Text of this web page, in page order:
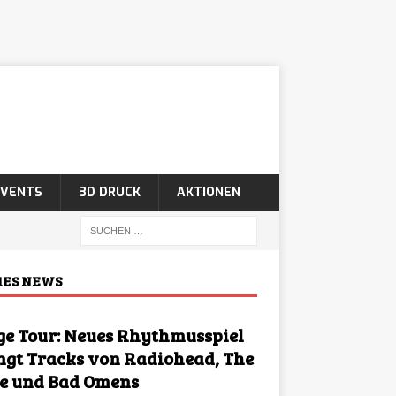
3D DRUCK AKTIONEN
NEWS
Tour: Neues Rhythmusspiel
Tracks von Radiohead, The
und Bad Omens